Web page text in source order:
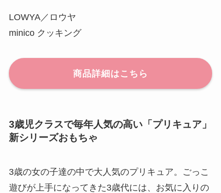
LOWYA／ロウヤ
minico クッキング
商品詳細はこちら
3歳児クラスで毎年人気の高い「プリキュア」
新シリーズおもちゃ
3歳の女の子達の中で大人気のプリキュア。ごっこ
遊びが上手になってきた3歳代には、お気に入りの